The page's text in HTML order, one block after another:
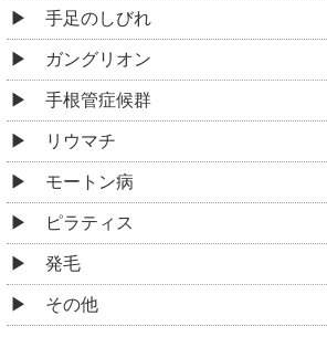
手足のしびれ
ガングリオン
手根管症候群
リウマチ
モートン病
ピラティス
発毛
その他